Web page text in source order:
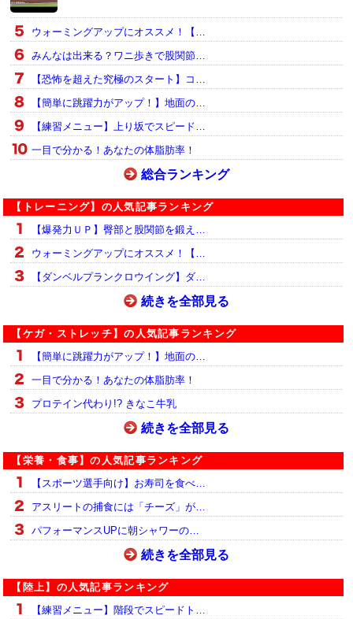
ウォーミングアップにオススメ！【…
みんなは出来る？ワニ歩きで股関節…
【恐怖を超えた究極のスタート】コ…
【簡単に跳躍力がアップ！】地面の…
【練習メニュー】上り坂でスピード…
一目で分かる！あなたの体脂肪率！
総合ランキング
【トレーニング】の人気記事ランキング
【爆発力ＵＰ】臀部と股関節を鍛え…
ウォーミングアップにオススメ！【…
【ダンベルプランクロウイング】ダ…
続きを全部見る
【ケガ・ストレッチ】の人気記事ランキング
【簡単に跳躍力がアップ！】地面の…
一目で分かる！あなたの体脂肪率！
プロテイン代わり!? きなこ牛乳
続きを全部見る
【栄養・食事】の人気記事ランキング
【スポーツ選手向け】お寿司を食べ…
アスリートの捕食には「チーズ」が…
パフォーマンスUPに朝シャワーの…
続きを全部見る
【陸上】の人気記事ランキング
【練習メニュー】階段でスピードト…